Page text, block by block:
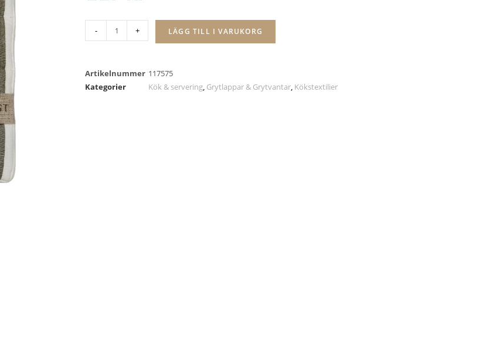
- + LÄGG TILL I VARUKORG
Artikelnummer 117575
Kategorier
Kök & servering, Grytlappar & Grytvantar, Kökstextilier